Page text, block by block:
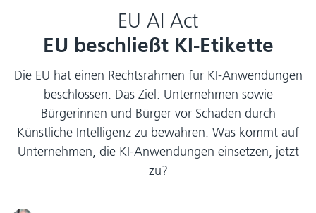
EU AI Act
EU beschließt KI-Etikette
Die EU hat einen Rechtsrahmen für KI-Anwendungen
beschlossen. Das Ziel: Unternehmen sowie
Bürgerinnen und Bürger vor Schaden durch
Künstliche Intelligenz zu bewahren. Was kommt auf
Unternehmen, die KI-Anwendungen einsetzen, jetzt
zu?